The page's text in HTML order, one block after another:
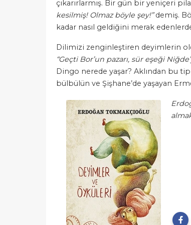
çıkarırlarmış. Bir gün bir yeniçeri
kesilmiş! Olmaz böyle şey!”demiş.
kadar nasıl geldiğini merak
Dilimizi zenginleştiren deyimlerin
“Geçti Bor’un pazarı, sür eşeği
Dingo nerede yaşar? Aklından bu
bülbülün ve Şişhane’de yaşayan